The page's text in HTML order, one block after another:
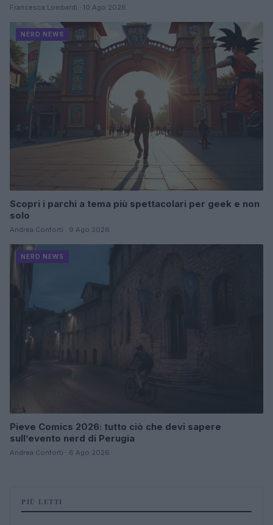
Francesca Lombardi · 10 Ago 2026
NERD NEWS
Scopri i parchi a tema più spettacolari per geek e non
solo
Andrea Conforti · 9 Ago 2026
NERD NEWS
Pieve Comics 2026: tutto ciò che devi sapere
sull’evento nerd di Perugia
Andrea Conforti · 6 Ago 2026
PIÙ LETTI